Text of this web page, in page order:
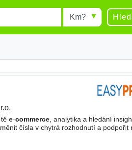
Radius
e-commerce, analytika a hledání
čísla v chytrá rozhodnutí a podpořit